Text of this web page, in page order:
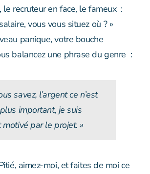
le recruteur en face, le fameux :
vous vous situez où ? »
panique, votre bouche
balancez une phrase du genre :
savez, l’argent ce n’est
important, je suis
par le projet. »
aimez-moi, et faites de moi ce